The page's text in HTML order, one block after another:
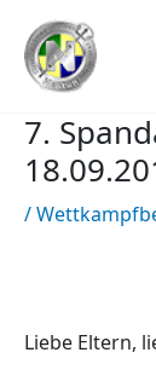
Inhalt
springen
7.
/
Liebe Eltern,